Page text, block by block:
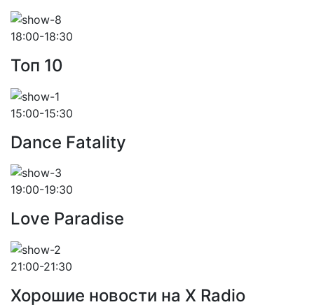
18:00-18:30
Toп 10
15:00-15:30
Dance Fatality
19:00-19:30
Love Paradise
21:00-21:30
Хорошие новости на X Radio